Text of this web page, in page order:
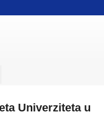
Univerziteta u